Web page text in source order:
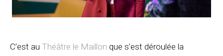
C’est au Théâtre le Maillon que s’est déroulée la